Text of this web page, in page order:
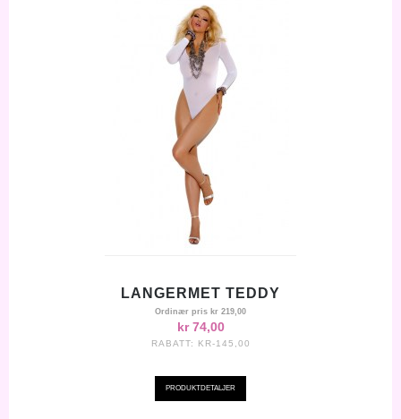
LANGERMET TEDDY
Ordinær pris kr 219,00
kr 74,00
RABATT: KR-145,00
PRODUKTDETALJER